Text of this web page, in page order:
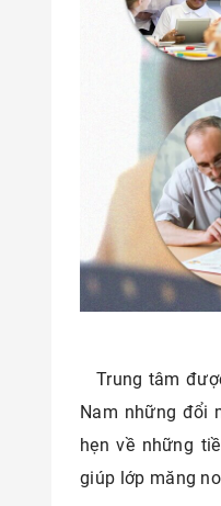
Trung tâm
Nam những đổi
hẹn về những
giúp lớp măng